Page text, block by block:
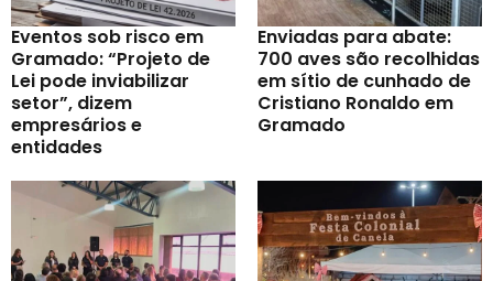
Eventos sob risco em
Gramado: “Projeto de
Lei pode inviabilizar
setor”, dizem
empresários e
entidades
Enviadas para abate:
700 aves são recolhidas
em sítio de cunhado de
Cristiano Ronaldo em
Gramado